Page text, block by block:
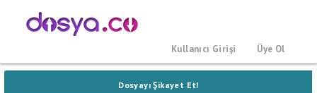
Kullanıcı Girişi Üye Ol
Dosyayı Şikayet Et!